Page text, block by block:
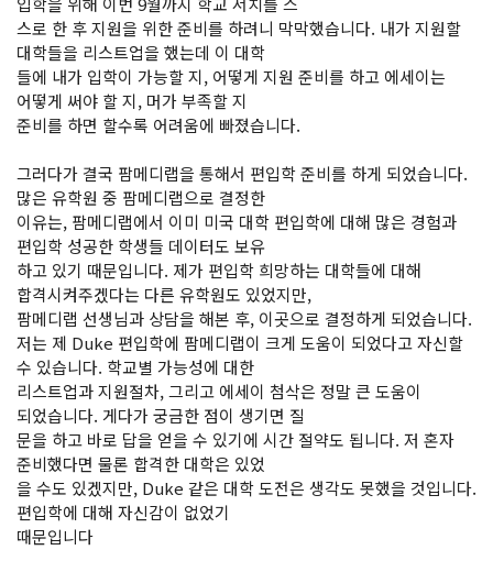
스로 한 후 지원을 위한 준비를 하려니 막막했습니다. 내가 지원할
대학들을 리스트업을 했는데 이 대학
들에 내가 입학이 가능할 지, 어떻게 지원 준비를 하고 에세이는
어떻게 써야 할 지, 머가 부족할 지
준비를 하면 할수록 어려움에 빠졌습니다.
그러다가 결국 팜메디랩을 통해서 편입학 준비를 하게 되었습니다.
많은 유학원 중 팜메디랩으로 결정한
이유는, 팜메디랩에서 이미 미국 대학 편입학에 대해 많은 경험과
편입학 성공한 학생들 데이터도 보유
하고 있기 때문입니다. 제가 편입학 희망하는 대학들에 대해
합격시켜주겠다는 다른 유학원도 있었지만,
팜메디랩 선생님과 상담을 해본 후, 이곳으로 결정하게 되었습니다.
저는 제 Duke 편입학에 팜메디랩이 크게 도움이 되었다고 자신할
수 있습니다. 학교별 가능성에 대한
리스트업과 지원절차, 그리고 에세이 첨삭은 정말 큰 도움이
되었습니다. 게다가 궁금한 점이 생기면 질
문을 하고 바로 답을 얻을 수 있기에 시간 절약도 됩니다. 저 혼자
준비했다면 물론 합격한 대학은 있었
을 수도 있겠지만, Duke 같은 대학 도전은 생각도 못했을 것입니다.
편입학에 대해 자신감이 없었기
때문입니다